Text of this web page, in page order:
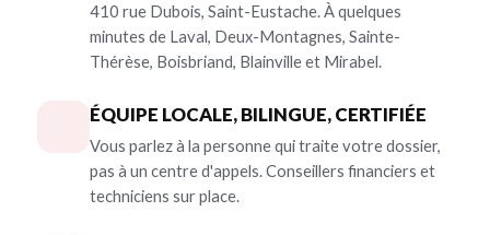
410 rue Dubois, Saint-Eustache. À quelques
minutes de Laval, Deux-Montagnes, Sainte-
Thérèse, Boisbriand, Blainville et Mirabel.
ÉQUIPE LOCALE, BILINGUE, CERTIFIÉE
Vous parlez à la personne qui traite votre dossier,
pas à un centre d'appels. Conseillers financiers et
techniciens sur place.